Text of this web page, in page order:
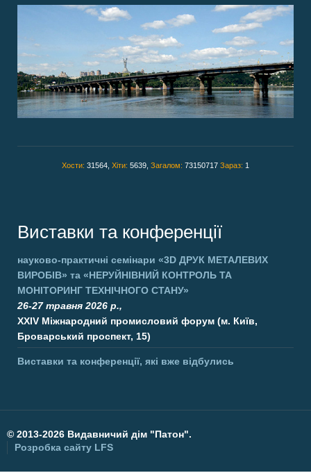
Хости: 31564, Хіти: 5639, Загалом: 73150717 Зараз: 1
Виставки та конференції
науково-практичні семінари «3D ДРУК МЕТАЛЕВИХ
ВИРОБІВ» та «НЕРУЙНІВНИЙ КОНТРОЛЬ ТА
МОНІТОРИНГ ТЕХНІЧНОГО СТАНУ»
26-27 травня 2026 р.,
XXIV Міжнародний промисловий форум (м. Київ,
Броварський проспект, 15)
Виставки та конференції, які вже відбулись
© 2013-2026 Видавничий дім "Патон".
Розробка сайту LFS